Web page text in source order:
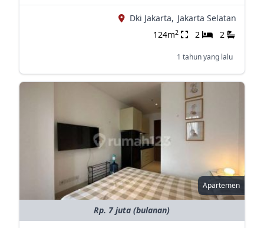
Dki Jakarta, Jakarta Selatan
124m2 2 2
1 tahun yang lalu
Apartemen
Rp. 7 juta (bulanan)